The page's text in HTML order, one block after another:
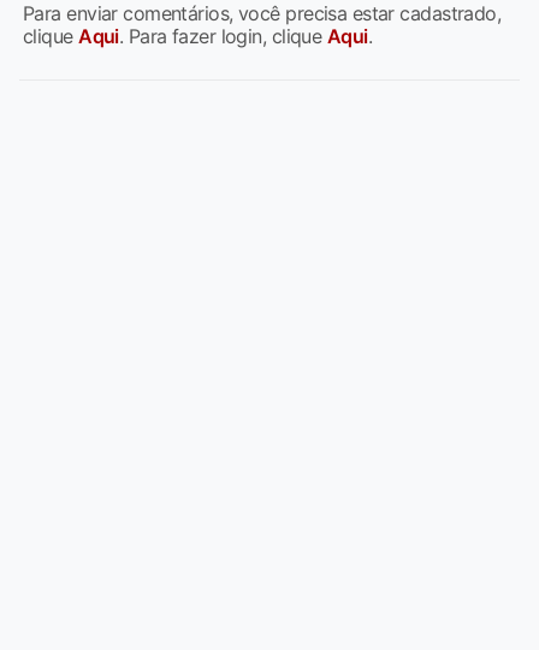
Para enviar comentários, você precisa estar cadastrado,
cliqueAqui. Para fazer login, clique Aqui.